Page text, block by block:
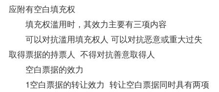
应附有空白填充权
填充权滥用时，其效力主要有三项内容
可以对抗滥用填充权人 可以对抗恶意或重大过失
取得票据的持票人 不得对抗善意取得人
空白票据的效力
1空白票据的转让效力 转让空白票据同时具有两项